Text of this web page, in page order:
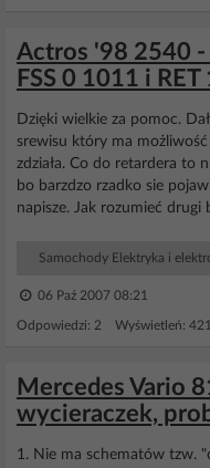
Actros '98 2540 -
FSS 0 1011 i
Dzięki wielkie za pomoc.
srewisu który ma
zdziała. Co do retardera to
bo barzdzo rzadko sie
napisze. Jak rozumieć drugi
Samochody Elektryka i
06 Paź 2007 08:21
Odpowiedzi: 2 Wyświetleń:
Mercedes Vario
wycieraczek,
1. Nie ma schematów tzw.